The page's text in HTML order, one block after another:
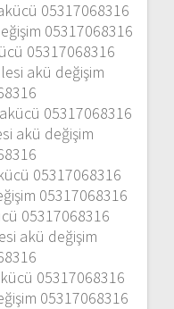
05317068316
05317068316
05317068316
akü değişim
05317068316
akü değişim
05317068316
05317068316
05317068316
akü değişim
05317068316
05317068316